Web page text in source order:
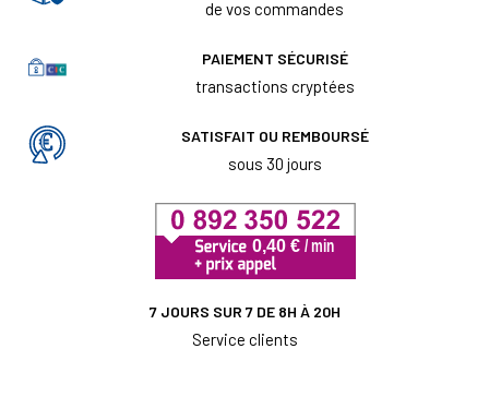
de vos commandes
PAIEMENT SÉCURISÉ
transactions cryptées
SATISFAIT OU REMBOURSÉ
sous 30 jours
7 JOURS SUR 7 DE 8H À 20H
Service clients